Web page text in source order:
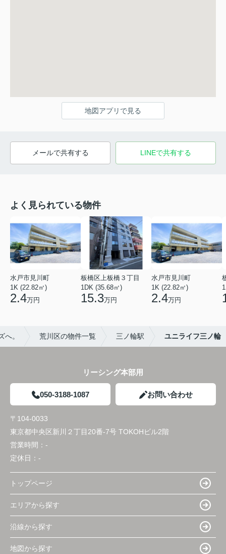
地図アプリで見る
メールで共有する LINEで共有する
よく見られている物件
水戸市見川町
1K (22.82㎡)
2.4万円
板橋区上板橋３丁目
1DK (35.68㎡)
15.3万円
水戸市見川町
1K (22.82㎡)
2.4万円
。 荒川区の物件一覧 三ノ輪駅 ユニライフ三ノ輪
リーシング本部用
050-3188-1087 お問い合わせ
〒104-0033
東京都中央区新川２丁目20番-7号 TOKOHビル2階
営業時間： -
定休日： -
トップページ
エリアから探す
沿線から探す
地図から探す